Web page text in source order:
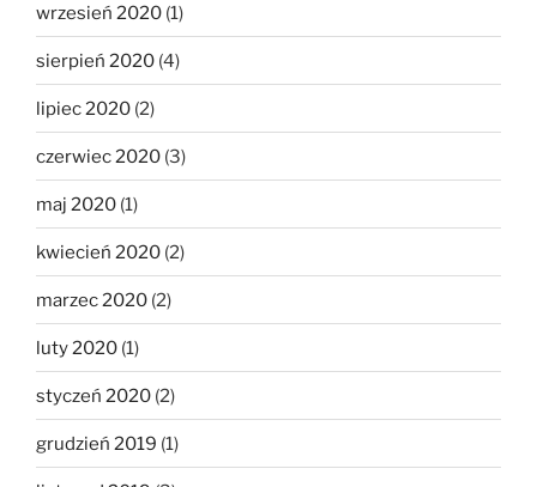
wrzesień 2020 (1)
sierpień 2020 (4)
lipiec 2020 (2)
czerwiec 2020 (3)
maj 2020 (1)
kwiecień 2020 (2)
marzec 2020 (2)
luty 2020 (1)
styczeń 2020 (2)
grudzień 2019 (1)